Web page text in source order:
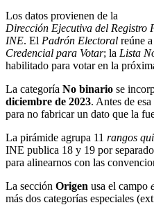
Los datos provienen de la
Dirección Ejecutiva del Registro
INE. El Padrón Electoral reúne
Credencial para Votar; la Lista
habilitado para votar en la
La categoría No binario se
diciembre de 2023. Antes de
para no fabricar un dato que la
La pirámide agrupa 11 rangos
INE publica 18 y 19 por
para alinearnos con las
La sección Origen usa el campo
más dos categorías especiales